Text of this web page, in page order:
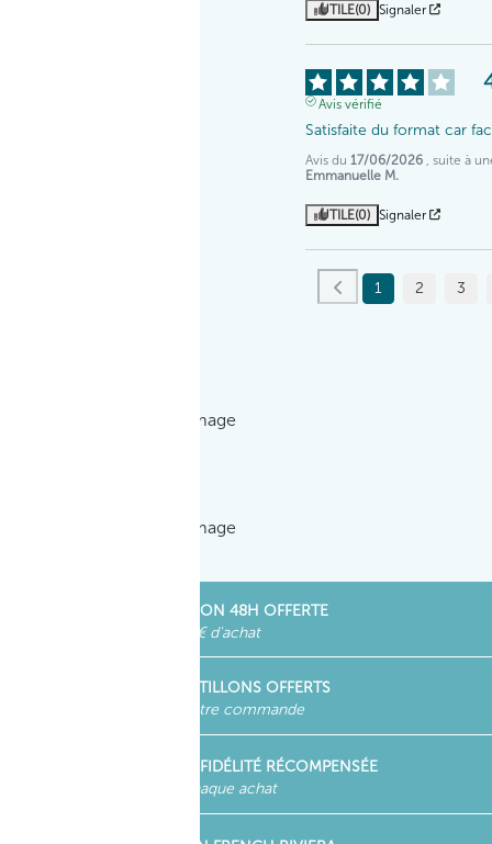
UTILE(0) Signaler
Avis vérifié
Satisfaite du format car
Avis du 17/06/2026
, suite à
Emmanuelle M.
UTILE(0) Signaler
1 2 3
LIVRAISON 48H OFFERTE
dès 30 € d'achat
ECHANTILLONS OFFERTS
dans votre commande
VOTRE FIDÉLITÉ RÉCOMPENSÉE
pour chaque achat